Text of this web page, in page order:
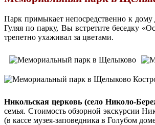
Парк примыкает непосредственно к дому
Гуляя по парку, Вы встретите беседку
трепетно ухаживал за цветами.
Никольская церковь (село Николо-
семья. Стоимость обзорной экскурсии
(в кассе музея-заповедника в Голубом